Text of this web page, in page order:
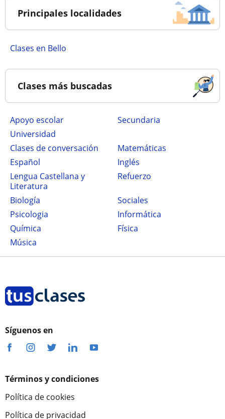
Principales localidades
Clases en Bello
Clases más buscadas
Apoyo escolar
secundaria
Universidad
Clases de conversación
Matemáticas
Español
Inglés
Lengua Castellana y
Literatura
Refuerzo
Biología
Sociales
Psicologia
Informática
Química
Física
Música
Síguenos en
Términos y condiciones
Política de cookies
Política de privacidad